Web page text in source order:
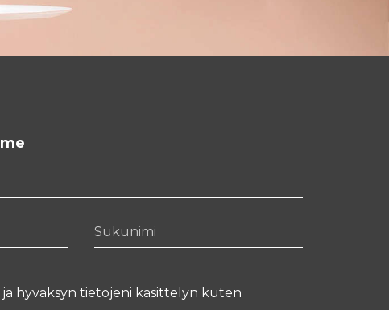
hyväksyn tietojeni käsittelyn kuten